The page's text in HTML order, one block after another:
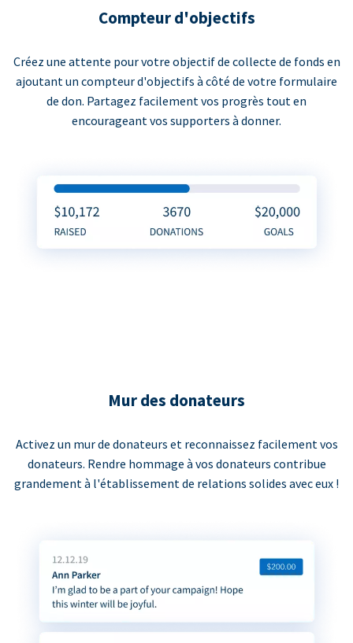
Compteur d'objectifs
Créez une attente pour votre objectif de collecte de fonds en
ajoutant un compteur d'objectifs à côté de votre formulaire
de don. Partagez facilement vos progrès tout en
encourageant vos supporters à donner.
Mur des donateurs
Activez un mur de donateurs et reconnaissez facilement vos
donateurs. Rendre hommage à vos donateurs contribue
grandement à l'établissement de relations solides avec eux !